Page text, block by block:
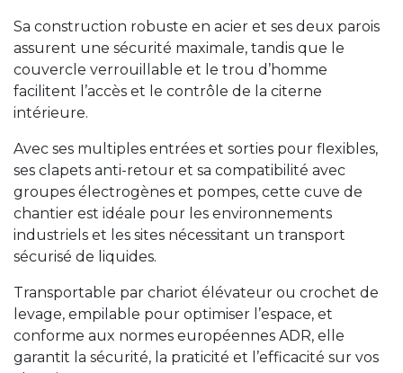
Sa construction robuste en acier et ses deux parois
assurent une sécurité maximale, tandis que le
couvercle verrouillable et le trou d’homme
facilitent l’accès et le contrôle de la citerne
intérieure.
Avec ses multiples entrées et sorties pour flexibles,
ses clapets anti-retour et sa compatibilité avec
groupes électrogènes et pompes, cette cuve de
chantier est idéale pour les environnements
industriels et les sites nécessitant un transport
sécurisé de liquides.
Transportable par chariot élévateur ou crochet de
levage, empilable pour optimiser l’espace, et
conforme aux normes européennes ADR, elle
garantit la sécurité, la praticité et l’efficacité sur vos